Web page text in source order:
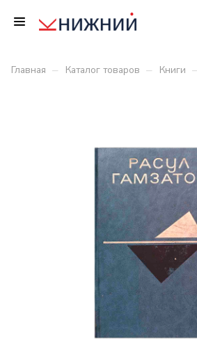
Главная – Каталог товаров – Книги –